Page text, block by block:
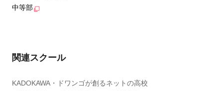
中等部
関連スクール
KADOKAWA・ドワンゴが創るネットの高校